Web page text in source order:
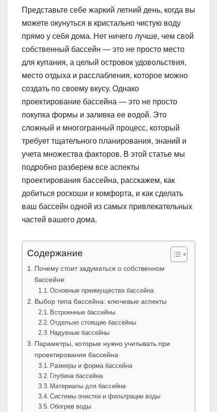
Представьте себе жаркий летний день, когда вы
можете окунуться в кристально чистую воду
прямо у себя дома. Нет ничего лучше, чем свой
собственный бассейн — это не просто место
для купания, а целый островок удовольствия,
место отдыха и расслабления, которое можно
создать по своему вкусу. Однако
проектирование бассейна — это не просто
покупка формы и заливка ее водой. Это
сложный и многогранный процесс, который
требует тщательного планирования, знаний и
учета множества факторов. В этой статье мы
подробно разберем все аспекты
проектирования бассейна, расскажем, как
добиться роскоши и комфорта, и как сделать
ваш бассейн одной из самых привлекательных
частей вашего дома.
Содержание
Почему стоит задуматься о собственном
бассейне
Основные преимущества бассейна
Выбор типа бассейна: ключевые аспекты
Встроенные бассейны
Отдельно стоящие бассейны
Надувные бассейны
Параметры, которые нужно учитывать при
проектировании бассейна
Размеры и форма бассейна
Глубина бассейна
Материалы для бассейна
Системы очистки и фильтрации воды
Обогрев воды